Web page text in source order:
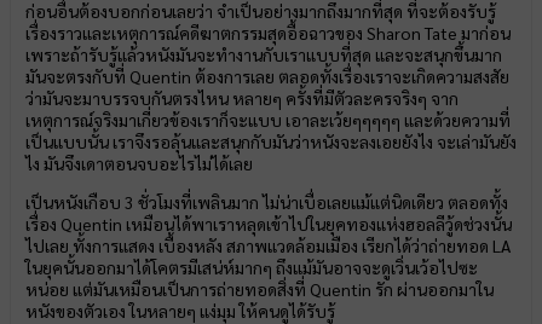
ก่อนอื่นต้องบอกก่อนเลยว่า จำเป็นอย่างมากถึงมากที่สุด ที่จะต้องรับรู้
เรื่องราวและเหตุการณ์คดีฆาตกรรมสุดอื้อฉาวของ Sharon Tate มาก่อน
เพราะถ้ารับรู้แล้วหนังมันจะทำงานกับเราแบบที่สุด และจะสนุกขึ้นมาก
มันจะตรงกับที่ Quentin ต้องการเลย ตลอดทั้งเรื่องเราจะเกิดความสงสัย
ว่ามันจะมาบรรจบกันตรงไหน หลายๆ ครั้งที่มีตัวละครจริงๆ จาก
เหตุการณ์จริงมาเกี่ยวข้องเราก็จะแบบ เอาละเว้ยๆๆๆๆๆ และด้วยความที่
เป็นแบบนั้น เราจึงรอลุ้นและสนุกกับมันว่าหนังจะลงเอยยังไง จะเล่ามันยัง
ไง มันจึงเดาตอนจบอะไรไม่ได้เลย
เป็นหนังเกือบ 3 ชั่วโมงที่เพลินมาก ไม่น่าเบื่อเลยแม้แต่นิดเดียว ตลอดทั้ง
เรื่อง Quentin เหมือนได้พาเราหลุดเข้าไปในยุคทองแห่งฮอลลีวู้ดช่วงนั้น
ไปเลย ทั้งการแสดง เบื้องหลัง สภาพแวดล้อมเมือง เรียกได้ว่าถ่ายทอด LA
ในยุคนั้นออกมาได้โคตรมีเสน่ห์มากๆ ถึงแม้มันอาจจะดูเวิ่นเว้อไปซะ
หน่อย แต่มันเหมือนเป็นการถ่ายทอดสิ่งที่ Quentin รัก ผ่านออกมาใน
หนังของตัวเอง ในหลายๆ แง่มุม ให้คนดูได้รับรู้